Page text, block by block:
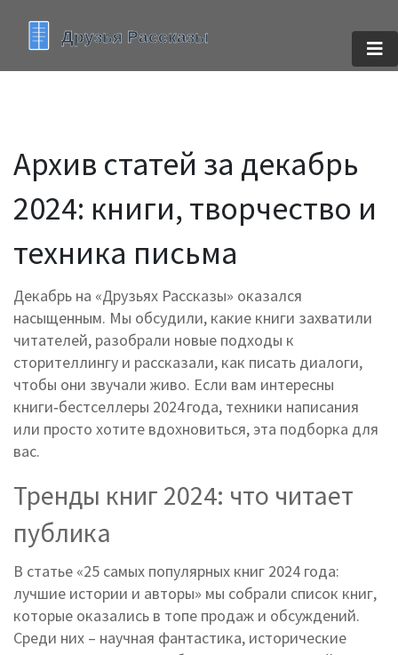
Архив статей за декабрь
2024: книги, творчество и
техника письма
Декабрь на «Друзьях Рассказы» оказался
насыщенным. Мы обсудили, какие книги захватили
читателей, разобрали новые подходы к
сторителлингу и рассказали, как писать диалоги,
чтобы они звучали живо. Если вам интересны
книги‑бестселлеры 2024 года, техники написания
или просто хотите вдохновиться, эта подборка для
вас.
Тренды книг 2024: что читает
публика
В статье «25 самых популярных книг 2024 года:
лучшие истории и авторы» мы собрали список книг,
которые оказались в топе продаж и обсуждений.
Среди них – научная фантастика, исторические